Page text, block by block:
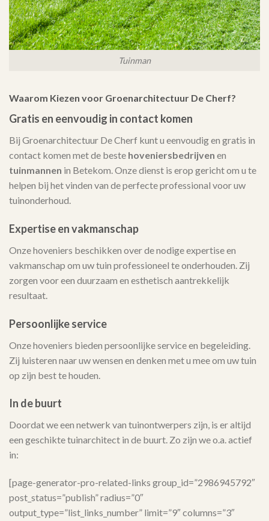
Tuinman
Waarom Kiezen voor Groenarchitectuur De Cherf?
Gratis en eenvoudig in contact komen
Bij Groenarchitectuur De Cherf kunt u eenvoudig en gratis in
contact komen met de beste hoveniersbedrijven en
tuinmannen in Betekom. Onze dienst is erop gericht om u te
helpen bij het vinden van de perfecte professional voor uw
tuinonderhoud.
Expertise en vakmanschap
Onze hoveniers beschikken over de nodige expertise en
vakmanschap om uw tuin professioneel te onderhouden. Zij
zorgen voor een duurzaam en esthetisch aantrekkelijk
resultaat.
Persoonlijke service
Onze hoveniers bieden persoonlijke service en begeleiding.
Zij luisteren naar uw wensen en denken met u mee om uw tuin
op zijn best te houden.
In de buurt
Doordat we een netwerk van tuinontwerpers zijn, is er altijd
een geschikte tuinarchitect in de buurt. Zo zijn we o.a. actief
in:
[page-generator-pro-related-links group_id=”2986945792″
post_status=”publish” radius=”0″
output_type=”list_links_number” limit=”9″ columns=”3″